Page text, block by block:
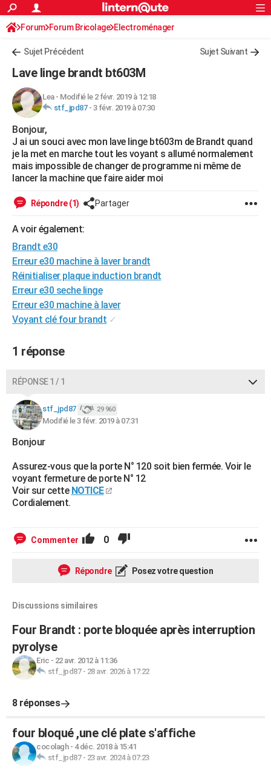
ACTUALITÉS
Politique
Société
Faits Divers
Education
Monde
Villes
+
FINANCE
Retraite
Impôts
Epargne
Immobilier
Risques naturels par ville
Banque
Assurance
Crédit
AUTO
Essais
Réserver un essai
Citadines
Berlines
SUV
Forum auto
+HIGH-TECH
Mobiles
Meilleur smartphone
Internet
Ordinateurs
Jeux vidéo
Guide high-tech
+BRICOLAGE
Forum
Aménagement intérieur
Extérieur
Cuisine
Salle de bains
Jardinage
Rangement
Guides de France
Escapades
Patrimoine
Expositions
Musées
Week-end nature
Art de vivre
Bien-être
Loisirs
Mode
Modes de vie
Alimentation
Guide de la santé
Maladies
Médicaments
Sommeil
VOYAGE
Voyage nature
Voyage de noces
PHOTO
GUIDES D'ACHAT
CARTE DE VOEUX
Carte de Noël
Carte Bonne année
Carte Saint-Valentin
Carte Pâques
Carte d'anniversaire
DICTIONNAIRE
Dictionnaire
Biographies
Citations
Expressions
Proverbes
PROGRAMME TV
FORUM
Bricolage
Lifestyle
Culture
Sport
Auto
Television
Voyage
Cinema
S'inscrire
Connexion
Forum Forum Bricolage Electroménager
Sujet Précédent Sujet Suivant
Lave linge brandt bt603M
Lea- Modifié le 2 févr. 2019 à 12:18
stf_jpd87- 3 févr. 2019 à 07:30
Bonjour,
J ai un souci avec mon lave linge bt603m de Brandt quand
je la met en marche tout les voyant s allumé normalement
mais impossible de changer de programme ni même de
lancer la machine que faire aider moi
Répondre (1) Partager
A voir également:
Brandt e30
Erreur e30 machine à laver brandt
Réinitialiser plaque induction brandt
Erreur e30 seche linge
Erreur e30 machine à laver
Voyant clé four brandt ✓
1 réponse
RÉPONSE 1 / 1
stf_jpd87 29 960
Modifié le 3 févr. 2019 à 07:31
Bonjour
Assurez-vous que la porte N° 120 soit bien fermée. Voir le
voyant fermeture de porte N° 12
Voir sur cette NOTICE
Cordialement.
Commenter 0
Répondre Posez votre question
Discussions similaires
Four Brandt : porte bloquée après interruption
pyrolyse
Eric - 22 avr. 2012 à 11:36
stf_jpd87- 28 avr. 2026 à 17:22
8 réponses
four bloqué ,une clé plate s'affiche
cocolagh- 4 déc. 2018 à 15:41
stf_jpd87- 23 avr. 2024 à 07:23